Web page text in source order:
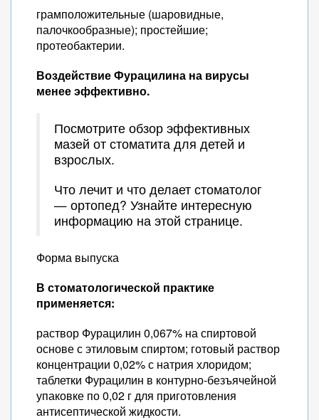
грамположительные (шаровидные,
палочкообразные); простейшие;
протеобактерии.
Воздействие Фурацилина на вирусы
менее эффективно.
Посмотрите обзор эффективных
мазей от стоматита для детей и
взрослых.
Что лечит и что делает стоматолог
— ортопед? Узнайте интересную
информацию на этой странице.
Форма выпуска
В стоматологической практике
применяется:
раствор Фурацилин 0,067% на спиртовой
основе с этиловым спиртом; готовый раствор
концентрации 0,02% с натрия хлоридом;
таблетки Фурацилин в контурно-безъячейной
упаковке по 0,02 г для приготовления
антисептической жидкости.